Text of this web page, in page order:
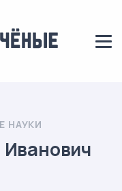
НАУКИ
Иванович